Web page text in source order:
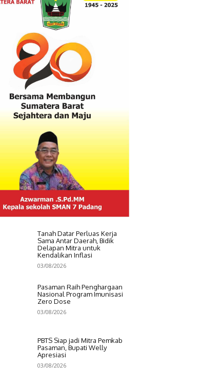
Tanah Datar Perluas Kerja
Sama Antar Daerah, Bidik
Delapan Mitra untuk
Kendalikan Inflasi
03/08/2026
Pasaman Raih Penghargaan
Nasional Program Imunisasi
Zero Dose
03/08/2026
PBTS Siap jadi Mitra Pemkab
Pasaman, Bupati Welly
Apresiasi
03/08/2026